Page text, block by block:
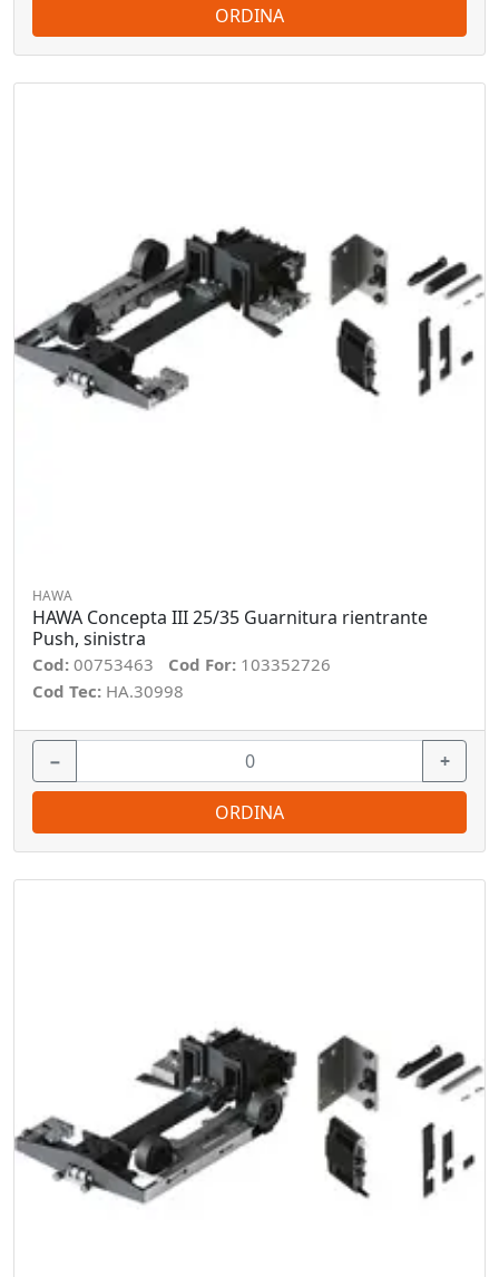
ORDINA
HAWA
HAWA Concepta III 25/35 Guarnitura rientrante
Push, sinistra
Cod: 00753463 Cod For: 103352726
Cod Tec: HA.30998
− +
ORDINA